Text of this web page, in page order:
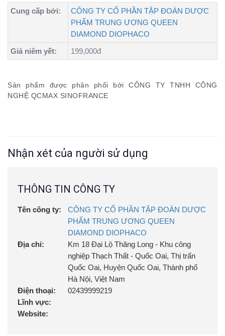
Cung cấp bởi:
CÔNG TY CỔ PHẦN TẬP ĐOÀN DƯỢC
PHẨM TRUNG ƯƠNG QUEEN
DIAMOND DIOPHACO
Giá niêm yết:
199,000đ
Sản phẩm được phân phối bởi CÔNG TY TNHH CÔNG
NGHỆ QCMAX SINOFRANCE
Nhận xét của người sử dụng
THÔNG TIN CÔNG TY
Tên công ty:
CÔNG TY CỔ PHẦN TẬP ĐOÀN DƯỢC
PHẨM TRUNG ƯƠNG QUEEN
DIAMOND DIOPHACO
Địa chỉ:
Km 18 Đại Lộ Thăng Long - Khu công
nghiệp Thạch Thất - Quốc Oai, Thị trấn
Quốc Oai, Huyện Quốc Oai, Thành phố
Hà Nội, Việt Nam
Điện thoại:
02439999219
Lĩnh vực:
Website: